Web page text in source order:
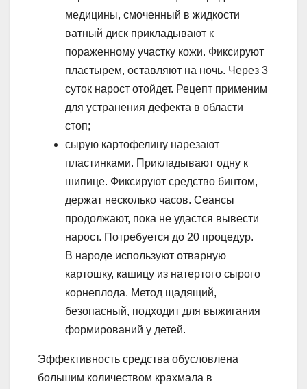
медицины, смоченный в жидкости
ватный диск прикладывают к
пораженному участку кожи. Фиксируют
пластырем, оставляют на ночь. Через 3
суток нарост отойдет. Рецепт применим
для устранения дефекта в области
стоп;
сырую картофелину нарезают
пластинками. Прикладывают одну к
шипице. Фиксируют средство бинтом,
держат несколько часов. Сеансы
продолжают, пока не удастся вывести
нарост. Потребуется до 20 процедур.
В народе используют отварную
картошку, кашицу из натертого сырого
корнеплода. Метод щадящий,
безопасный, подходит для выжигания
формирований у детей.
Эффективность средства обусловлена
большим количеством крахмала в